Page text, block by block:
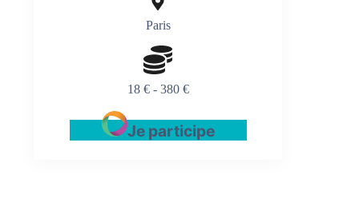
Paris
18 € - 380 €
Je participe